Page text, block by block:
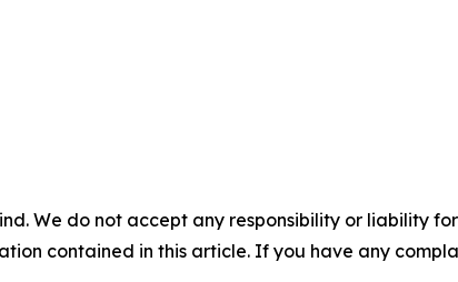
We do not accept any responsibility or liability
contained in this article. If you have any